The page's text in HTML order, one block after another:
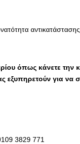
όπως κάνετε
για να
3829 771